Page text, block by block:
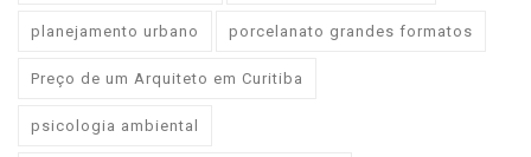
planejamento urbano porcelanato grandes formatos
Preço de um Arquiteto em Curitiba
psicologia ambiental